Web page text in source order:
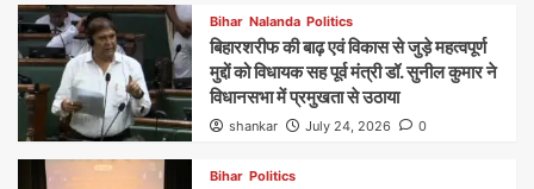
Bihar Nalanda Politics
बिहारशरीफ की बाढ़ एवं विकास से जुड़े महत्वपूर्ण
मुद्दों को विधायक सह पूर्व मंत्री डॉ. सुनील कुमार ने
विधानसभा में प्रमुखता से उठाया
shankar July 24, 2026 0
Bihar Politics